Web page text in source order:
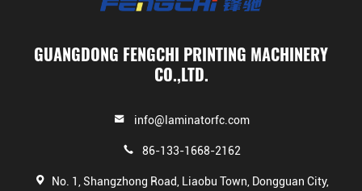
GUANGDONG FENGCHI PRINTING MACHINERY
CO.,LTD.
info@laminatorfc.com
86-133-1668-2162
No. 1, Shangzhong Road, Liaobu Town, Dongguan City,